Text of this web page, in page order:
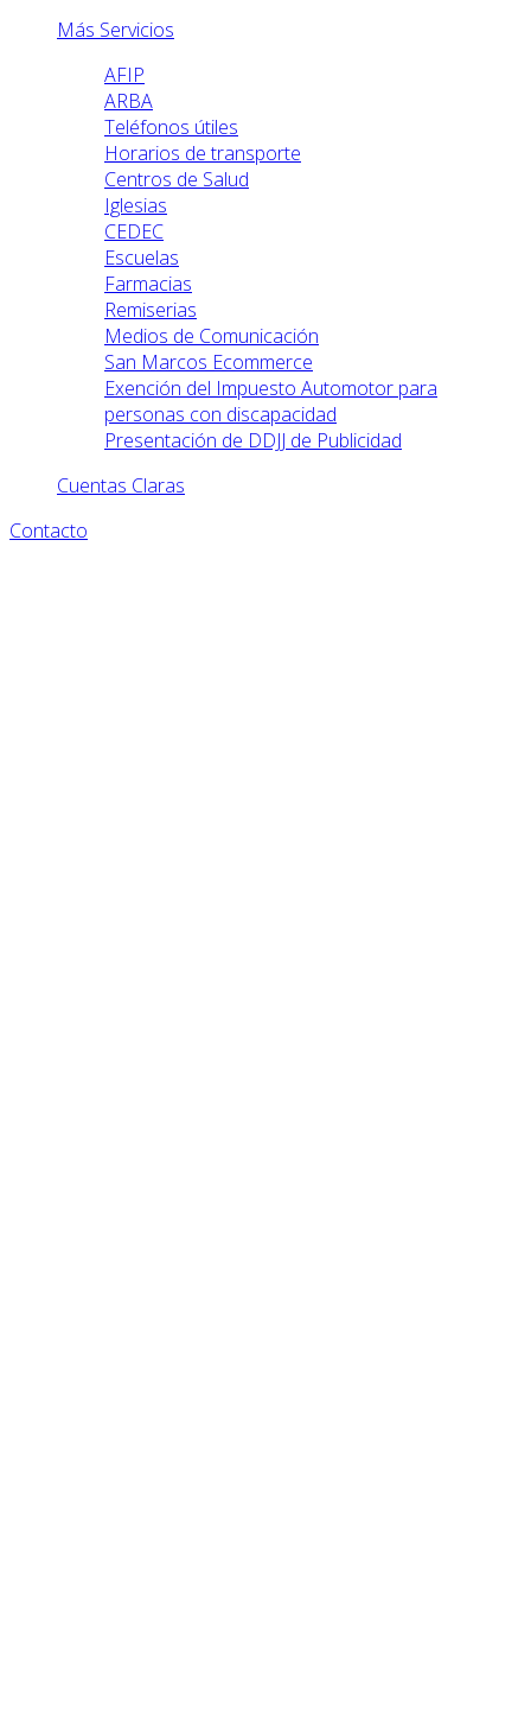
Más Servicios
AFIP
ARBA
Teléfonos útiles
Horarios de transporte
Centros de Salud
Iglesias
CEDEC
Escuelas
Farmacias
Remiserias
Medios de Comunicación
San Marcos Ecommerce
Exención del Impuesto Automotor para
personas con discapacidad
Presentación de DDJJ de Publicidad
Cuentas Claras
Contacto